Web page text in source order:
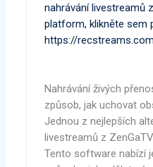
nahrávání livestreamů
platform, klikněte sem
https://recstreams.com
Nahrávání živých
způsob, jak uchovat
Jednou z nejlepších
livestreamů z
Tento software nabízí